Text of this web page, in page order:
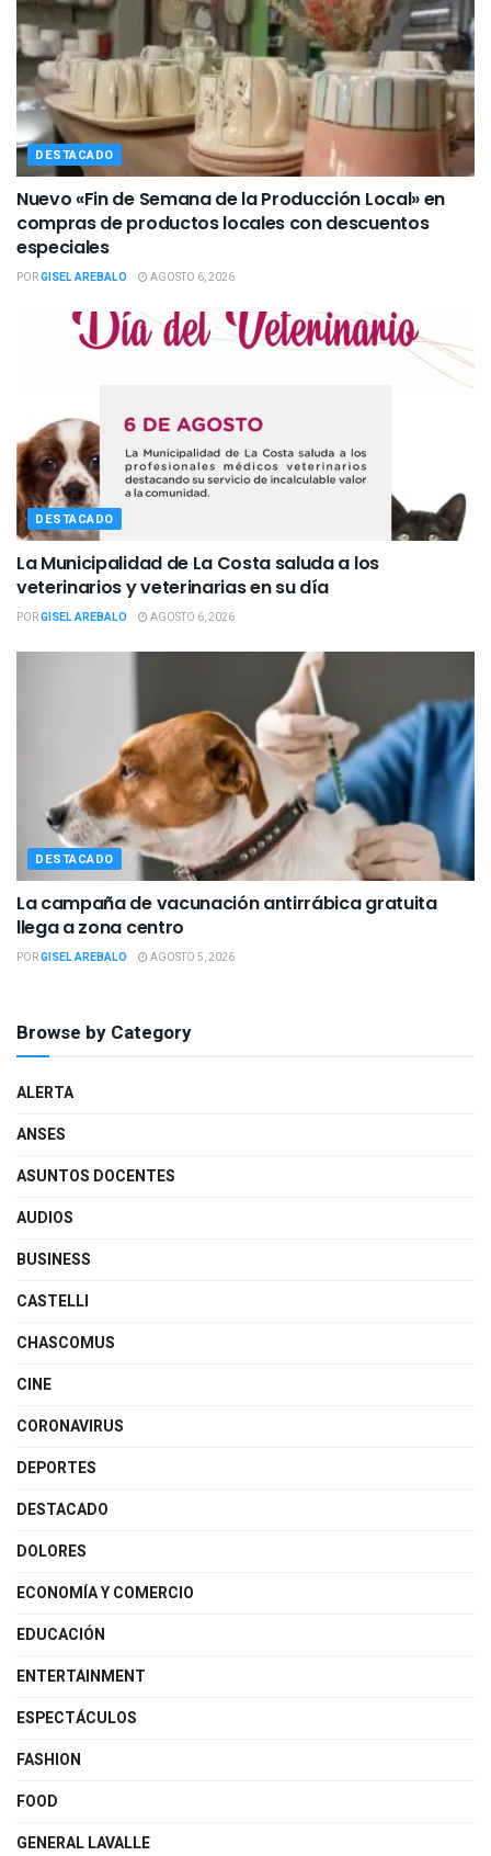
DESTACADO
Nuevo «Fin de Semana de la Producción Local» en
compras de productos locales con descuentos
especiales
PORGISEL AREBALO AGOSTO 6, 2026
DESTACADO
La Municipalidad de La Costa saluda a los
veterinarios y veterinarias en su día
PORGISEL AREBALO AGOSTO 6, 2026
DESTACADO
La campaña de vacunación antirrábica gratuita
llega a zona centro
PORGISEL AREBALO AGOSTO 5, 2026
Browse by Category
ALERTA
ANSES
ASUNTOS DOCENTES
AUDIOS
BUSINESS
CASTELLI
CHASCOMUS
CINE
CORONAVIRUS
DEPORTES
DESTACADO
DOLORES
ECONOMÍA Y COMERCIO
EDUCACIÓN
ENTERTAINMENT
ESPECTÁCULOS
FASHION
FOOD
GENERAL LAVALLE